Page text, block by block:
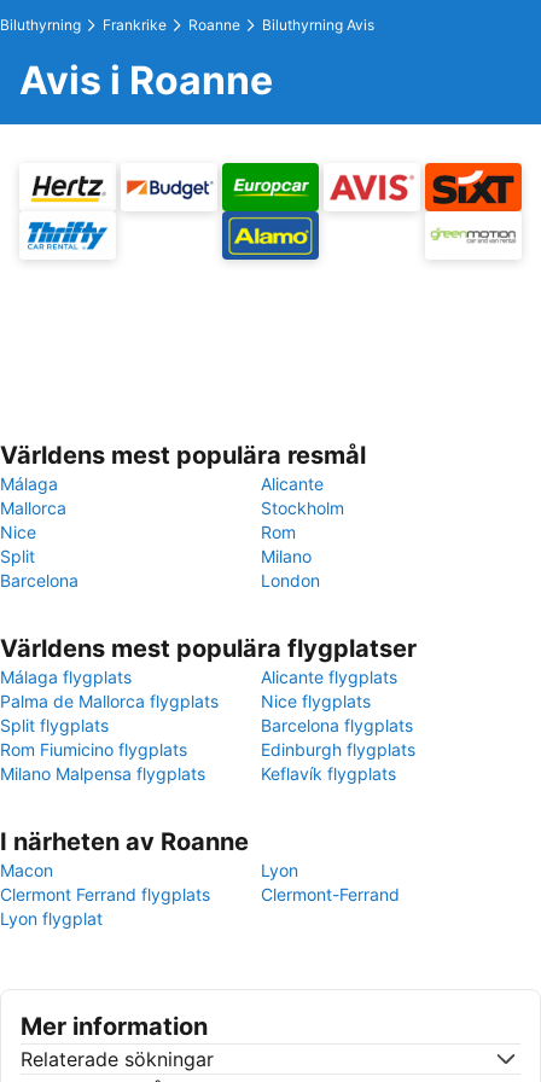
Biluthyrning Frankrike Roanne Biluthyrning Avis
Avis i Roanne
Världens mest populära resmål
Málaga
Alicante
Mallorca
Stockholm
Nice
Rom
Split
Milano
Barcelona
London
Världens mest populära flygplatser
Málaga flygplats
Alicante flygplats
Palma de Mallorca flygplats
Nice flygplats
Split flygplats
Barcelona flygplats
Rom Fiumicino flygplats
Edinburgh flygplats
Milano Malpensa flygplats
Keflavík flygplats
I närheten av Roanne
Macon
Lyon
Clermont Ferrand flygplats
Clermont-Ferrand
Lyon flygplat
Mer information
Relaterade sökningar